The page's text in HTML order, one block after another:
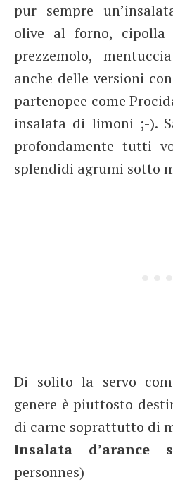
pur sempre
olive al forno, cipolla
prezzemolo,
anche delle versioni
partenopee come
insalata di limoni ;-).
profondamente tutti
splendidi agrumi sotto
Di solito la servo
genere è piuttosto
di carne soprattutto di
Insalata d’arance
personnes)